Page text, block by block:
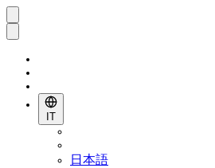
IT
日本語